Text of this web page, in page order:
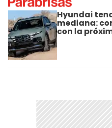
Hyundai
mediana:
con la